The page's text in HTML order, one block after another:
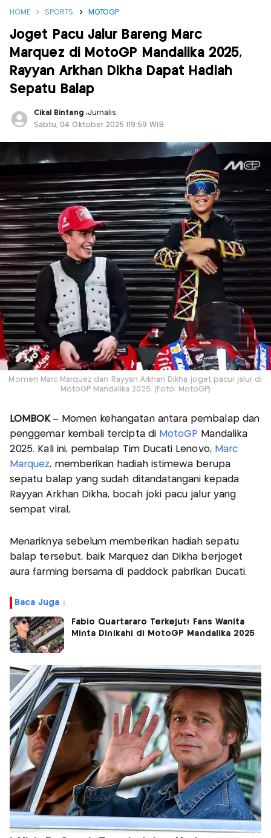
HOME SPORTS MOTOGP
Joget Pacu Jalur Bareng Marc
Marquez di MotoGP Mandalika 2025,
Rayyan Arkhan Dikha Dapat Hadiah
Sepatu Balap
Cikal Bintang ,Jurnalis
Sabtu, 04 Oktober 2025 |19:59 WIB
Momen Marc Marquez dan Rayyan Arkhan Dikha joget pacur jalur di
MotoGP Mandalika 2025. (Foto: MotoGP)
LOMBOK– Momen kehangatan antara pembalap dan
penggemar kembali tercipta di MotoGP Mandalika
2025. Kali ini, pembalap Tim Ducati Lenovo, Marc
Marquez, memberikan hadiah istimewa berupa
sepatu balap yang sudah ditandatangani kepada
Rayyan Arkhan Dikha, bocah joki pacu jalur yang
sempat viral,
Menariknya sebelum memberikan hadiah sepatu
balap tersebut, baik Marquez dan Dikha berjoget
aura farming bersama di paddock pabrikan Ducati.
Baca Juga :
Fabio Quartararo Terkejut! Fans Wanita
Minta Dinikahi di MotoGP Mandalika 2025